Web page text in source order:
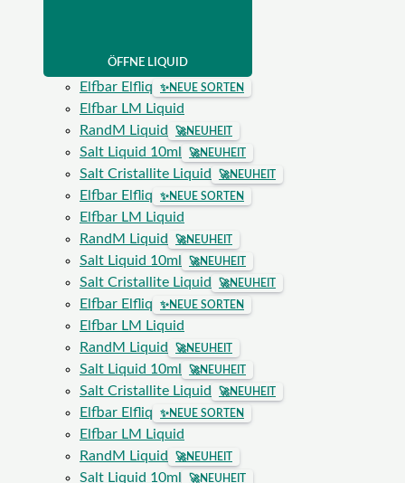
ÖFFNE LIQUID
Elfbar Elfliq ✨NEUE SORTEN
Elfbar LM Liquid
RandM Liquid
🚀NEUHEIT
Salt Liquid 10ml 🚀NEUHEIT
Salt Cristallite Liquid 🚀NEUHEIT
Elfbar Elfliq ✨NEUE SORTEN
Elfbar LM Liquid
RandM Liquid
🚀NEUHEIT
Salt Liquid 10ml 🚀NEUHEIT
Salt Cristallite Liquid 🚀NEUHEIT
Elfbar Elfliq ✨NEUE SORTEN
Elfbar LM Liquid
RandM Liquid
🚀NEUHEIT
Salt Liquid 10ml 🚀NEUHEIT
Salt Cristallite Liquid 🚀NEUHEIT
Elfbar Elfliq ✨NEUE SORTEN
Elfbar LM Liquid
RandM Liquid
🚀NEUHEIT
Salt Liquid 10ml 🚀NEUHEIT